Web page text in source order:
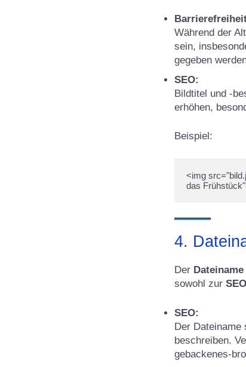
Während der
sein,
gegeben
SEO:
Bildtitel und -
erhöhen,
Beispiel:
<img
4.
Der Dateiname
sowohl zur SEO
SEO:
Der Dateiname
beschreiben.
gebackenes-